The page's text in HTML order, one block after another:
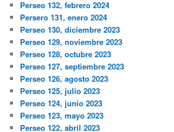
Perseo 132, febrero 2024
Persero 131, enero 2024
Perseo 130, diciembre 2023
Perseo 129, noviembre 2023
Perseo 128, octubre 2023
Perseo 127, septiembre 2023
Perseo 126, agosto 2023
Perseo 125, julio 2023
Perseo 124, junio 2023
Perseo 123, mayo 2023
Perseo 122, abril 2023